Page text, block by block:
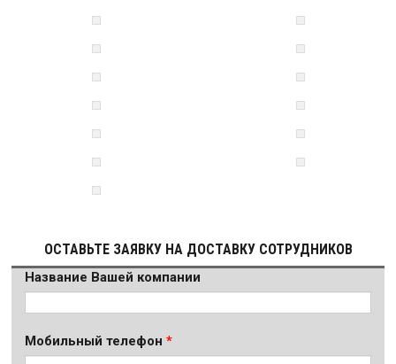
ОСТАВЬТЕ ЗАЯВКУ НА ДОСТАВКУ СОТРУДНИКОВ
Название Вашей компании
Мобильный телефон